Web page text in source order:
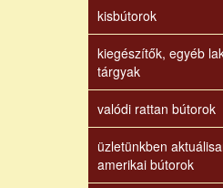
kisbútorok
kiegészítők, egyéb
tárgyak
valódi rattan bútorok
üzletünkben
amerikai bútorok